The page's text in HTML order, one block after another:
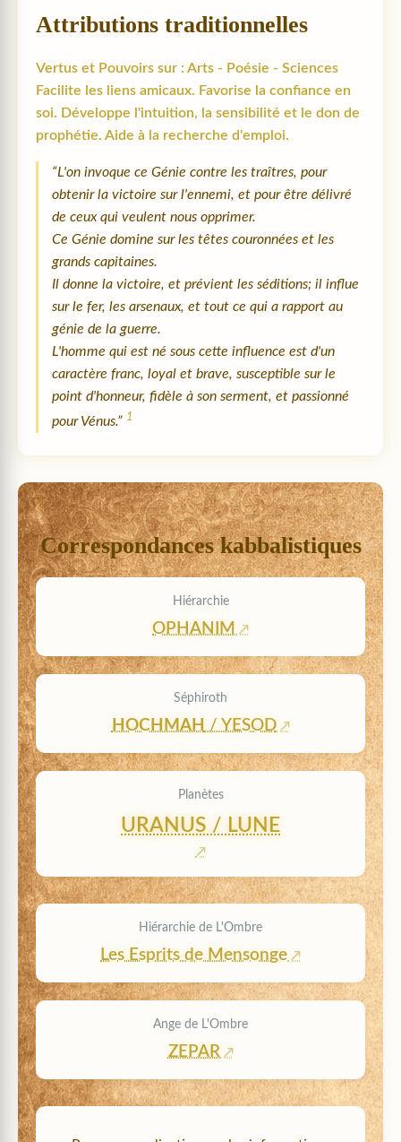
Attributions traditionnelles
Vertus et Pouvoirs sur : Arts - Poésie - Sciences
Facilite les liens amicaux. Favorise la confiance en
soi. Développe l'intuition, la sensibilité et le don de
prophétie. Aide à la recherche d'emploi.
“L'on invoque ce Génie contre les traîtres, pour
obtenir la victoire sur l'ennemi, et pour être délivré
de ceux qui veulent nous opprimer.
Ce Génie domine sur les têtes couronnées et les
grands capitaines.
Il donne la victoire, et prévient les séditions; il influe
sur le fer, les arsenaux, et tout ce qui a rapport au
génie de la guerre.
L'homme qui est né sous cette influence est d'un
caractère franc, loyal et brave, susceptible sur le
point d'honneur, fidèle à son serment, et passionné
pour Vénus.” 1
Correspondances kabbalistiques
Hiérarchie
OPHANIM
Séphiroth
HOCHMAH / YESOD
Planètes
URANUS / LUNE
Hiérarchie de L'Ombre
Les Esprits de Mensonge
Ange de L'Ombre
ZEPAR